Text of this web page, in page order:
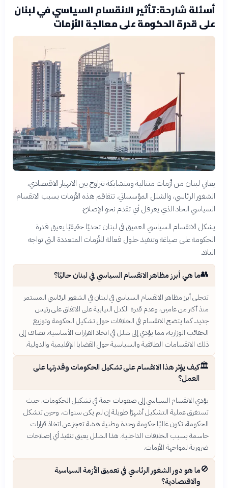
أسئلة شارحة: تأثير الانقسام السياسي في لبنان
على قدرة الحكومة على معالجة الأزمات
يعاني لبنان من أزمات متتالية ومتشابكة تتراوح بين الانهيار الاقتصادي،
الشغور الرئاسي، والشلل المؤسساتي. تتفاقم هذه الأزمات بسبب الانقسام
السياسي الحاد الذي يعرقل أي تقدم نحو الإصلاح.
يشكل الانقسام السياسي العميق في لبنان تحديًا حقيقيًا يعيق قدرة
الحكومة على صياغة وتنفيذ حلول فعالة للأزمات المتعددة التي تواجه
البلاد.
👥ما هي أبرز مظاهر الانقسام السياسي في لبنان حاليًا؟
تتجلى أبرز مظاهر الانقسام السياسي في لبنان في الشغور الرئاسي المستمر
منذ أكثر من عامين، وعدم قدرة الكتل النيابية على الاتفاق على رئيس
جديد. كما يتضح الانقسام في الخلافات حول تشكيل الحكومة وتوزيع
الحقائب الوزارية، مما يؤدي إلى شلل في اتخاذ القرارات الأساسية. تضاف إلى
ذلك الانقسامات الطائفية والسياسية حول القضايا الإقليمية والدولية.
🏛️كيف يؤثر هذا الانقسام على تشكيل الحكومات وقدرتها على
العمل؟
يؤدي الانقسام السياسي إلى صعوبات جمة في تشكيل الحكومات، حيث
تستغرق عملية التشكيل أشهرًا طويلة إن لم يكن سنوات. وحين تتشكل
الحكومة، تكون غالبًا حكومة وحدة وطنية هشة تعجز عن اتخاذ قرارات
حاسمة بسبب الخلافات الداخلية. هذا الشلل يعيق تنفيذ أي إصلاحات
ضرورية لمواجهة الأزمات.
🚫ما هو دور الشغور الرئاسي في تعميق الأزمة السياسية
والاقتصادية؟